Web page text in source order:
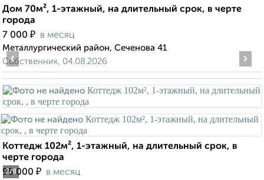
Дом 70м², 1-этажный, на длительный срок, в черте
города
7 000 ₽ в месяц
Металлургический район, Сеченова 41
Собственник, 04.08.2026
2/8
‹ ›
Коттедж 102м², 1-этажный, на длительный срок, в
черте города
95 000 ₽ в месяц